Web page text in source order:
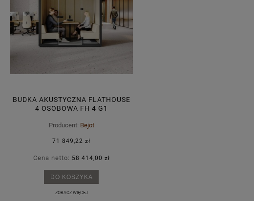
KRZESŁO NORMO 500HC CZERWONY
BUDKA AKUSTYCZNA FLATHOUSE
4 OSOBOWA FH 4 G1
Producent: Bejot
71 849,22 zł
Cena netto: 58 414,00 zł
DO KOSZYKA
ZOBACZ WIĘCEJ